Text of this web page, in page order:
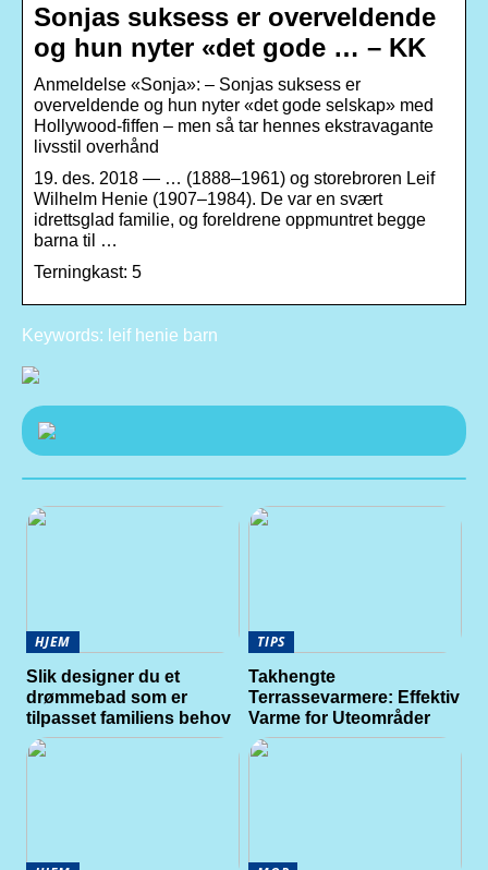
Sonjas suksess er overveldende
og hun nyter «det gode … – KK
Anmeldelse «Sonja»: – Sonjas suksess er
overveldende og hun nyter «det gode selskap» med
Hollywood-fiffen – men så tar hennes ekstravagante
livsstil overhånd
19. des. 2018 — … (1888–1961) og storebroren Leif
Wilhelm Henie (1907–1984). De var en svært
idrettsglad familie, og foreldrene oppmuntret begge
barna til …
Terningkast: 5
Keywords: leif henie barn
HJEM
Slik designer du et
drømmebad som er
tilpasset familiens behov
TIPS
Takhengte
Terrassevarmere: Effektiv
Varme for Uteområder